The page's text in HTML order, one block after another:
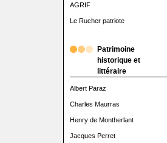
AGRIF
Le Rucher patriote
Patrimoine
historique et
littéraire
Albert Paraz
Charles Maurras
Henry de Montherlant
Jacques Perret